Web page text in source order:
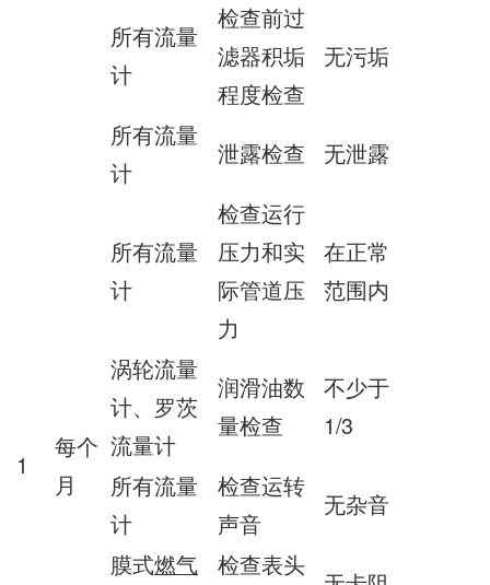
1
每个
月
所有流量
计
检查前过
滤器积垢
程度检查
无污垢
所有流量
计
泄露检查 无泄露
所有流量
计
检查运行
压力和实
际管道压
力
在正常
范围内
涡轮流量
计、罗茨
流量计
润滑油数
量检查
不少于
1/3
所有流量
计
检查运转
声音
无杂音
膜式燃气
检查表头